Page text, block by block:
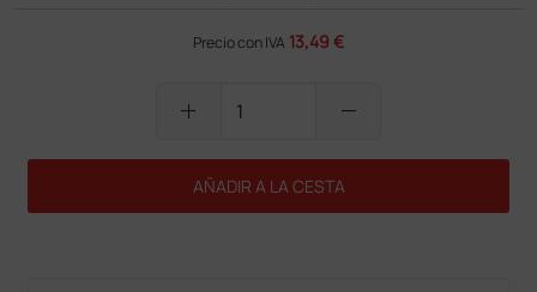
Precio con IVA 13,49 €
add remove
AÑADIR A LA CESTA